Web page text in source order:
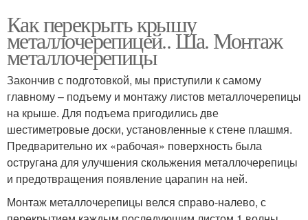
Как перекрыть крышу
металлочерепицей.. Ша. Монтаж
металлочерепицы
Закончив с подготовкой, мы приступили к самому
главному – подъему и монтажу листов металлочерепицы
на крыше. Для подъема пригодились две
шестиметровые доски, установленные к стене плашмя.
Предварительно их «рабочая» поверхность была
остругана для улучшения скольжения металлочерепицы
и предотвращения появление царапин на ней.
Монтаж металлочерепицы велся справо-налево, с